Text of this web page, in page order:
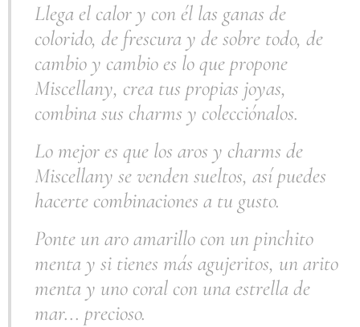
Llega el calor y con él las ganas de
colorido, de frescura y de sobre todo, de
cambio y cambio es lo que propone
Miscellany, crea tus propias joyas,
combina sus charms y colecciónalos.
Lo mejor es que los aros y charms de
Miscellany se venden sueltos, así puedes
hacerte combinaciones a tu gusto.
Ponte un aro amarillo con un pinchito
menta y si tienes más agujeritos, un arito
menta y uno coral con una estrella de
mar... precioso.